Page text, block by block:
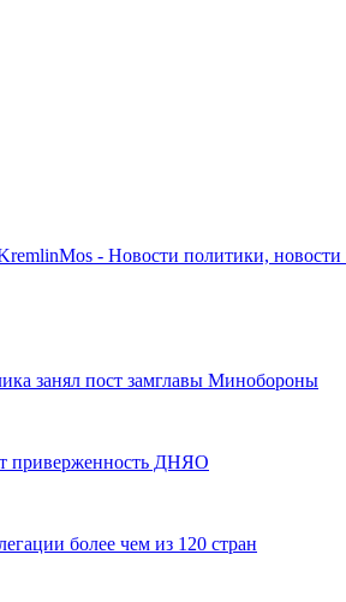
- Новости политики,
занял пост замглавы Минобороны
приверженность ДНЯО
более чем из 120 стран